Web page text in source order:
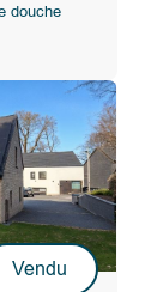
douche
Vendu